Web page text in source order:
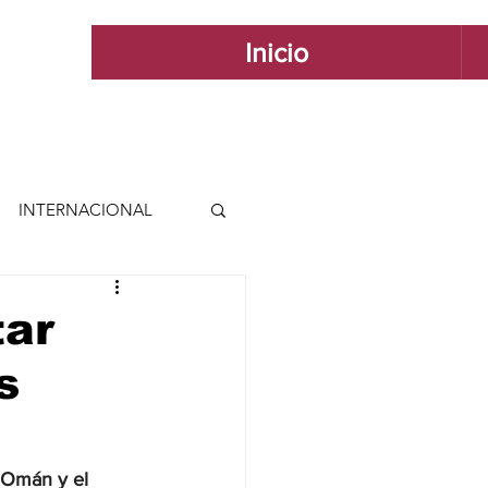
Inicio
INTERNACIONAL
INTERNACIONAL
ESTILO
y el